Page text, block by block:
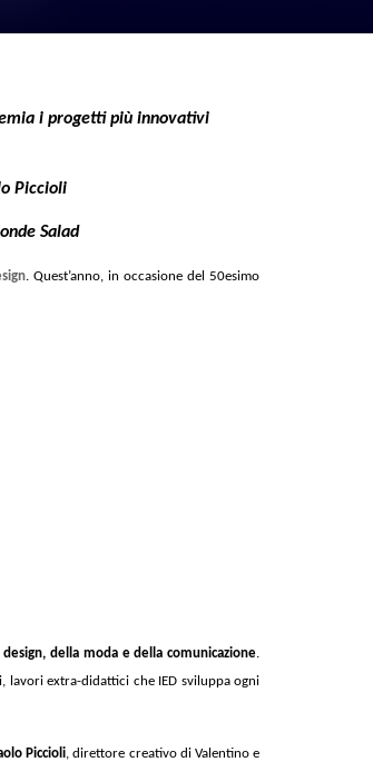
i progetti più innovativi
Piccioli
Salad
. Quest’anno, in occasione del 50esimo
della moda e della comunicazione.
lavori extra-didattici che IED sviluppa ogni
Piccioli, direttore creativo di Valentino e